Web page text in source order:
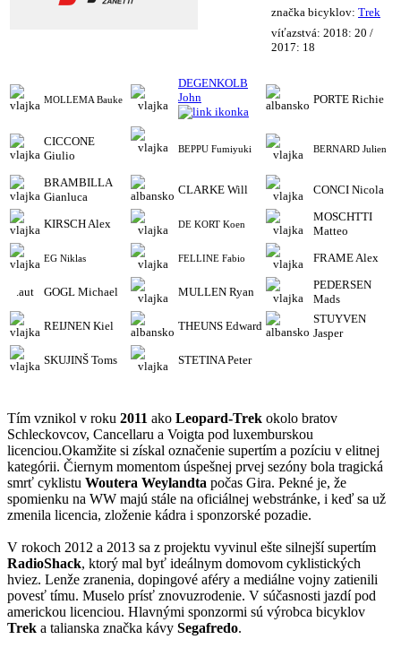
značka bicyklov: Trek
víťazstvá: 2018: 20 /
2017: 18
MOLLEMA Bauke
DEGENKOLB
John
PORTE Richie
CICCONE
Giulio
BEPPU Fumiyuki BERNARD Julien
BRAMBILLA
Gianluca
CLARKE Will CONCI Nicola
KIRSCH Alex DE KORT Koen
MOSCHTTI
Matteo
EG Niklas FELLINE Fabio FRAME Alex
.aut GOGL Michael MULLEN Ryan
PEDERSEN
Mads
REIJNEN Kiel
THEUNS Edward
STUYVEN
Jasper
SKUJINŠ Toms
STETINA Peter
Tím vznikol v roku 2011 ako Leopard-Trek okolo bratov
Schleckovcov, Cancellaru a Voigta pod luxemburskou
licenciou.Okamžite si získal označenie supertím a pozíciu v elitnej
kategórii. Čiernym momentom úspešnej prvej sezóny bola tragická
smrť cyklistu Woutera Weylandta počas Gira. Pekné je, že
spomienku na WW majú stále na oficiálnej webstránke, i keď sa už
zmenila licencia, zloženie kádra i sponzorské pozadie.
V rokoch 2012 a 2013 sa z projektu vyvinul ešte silnejší supertím
RadioShack, ktorý mal byť ideálnym domovom cyklistických
hviez. Lenže zranenia, dopingové aféry a mediálne vojny zatienili
povesť tímu. Muselo prísť znovuzrodenie. V súčasnosti jazdí pod
americkou licenciou. Hlavnými sponzormi sú výrobca bicyklov
Trek a talianska značka kávy Segafredo.